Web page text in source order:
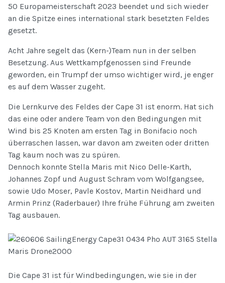
50 Europameisterschaft 2023 beendet und sich wieder
an die Spitze eines international stark besetzten Feldes
gesetzt.
Acht Jahre segelt das (Kern-)Team nun in der selben
Besetzung. Aus Wettkampfgenossen sind Freunde
geworden, ein Trumpf der umso wichtiger wird, je enger
es auf dem Wasser zugeht.
Die Lernkurve des Feldes der Cape 31 ist enorm. Hat sich
das eine oder andere Team von den Bedingungen mit
Wind bis 25 Knoten am ersten Tag in Bonifacio noch
überraschen lassen, war davon am zweiten oder dritten
Tag kaum noch was zu spüren.
Dennoch konnte Stella Maris mit Nico Delle-Karth,
Johannes Zopf und August Schram vom Wolfgangsee,
sowie Udo Moser, Pavle Kostov, Martin Neidhard und
Armin Prinz (Raderbauer) Ihre frühe Führung am zweiten
Tag ausbauen.
Die Cape 31 ist für Windbedingungen, wie sie in der